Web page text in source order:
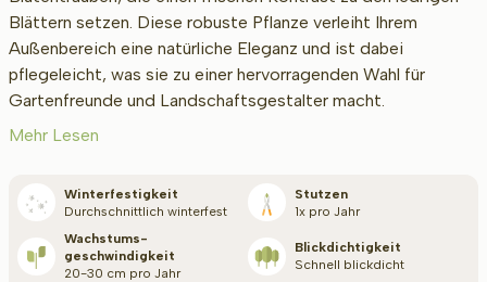
Höhe bei Lieferung (cm)
Standort
Blättern setzen. Diese robuste Pflanze verleiht Ihrem
Außenbereich eine natürliche Eleganz und ist dabei
pflegeleicht, was sie zu einer hervorragenden Wahl für
Gartenfreunde und Landschaftsgestalter macht.
Mehr Lesen
Winterfestigkeit
Durchschnittlich winterfest
Stutzen
1x pro Jahr
Wachstums­
geschwindigkeit
20-30 cm pro Jahr
Blickdichtigkeit
Schnell blickdicht